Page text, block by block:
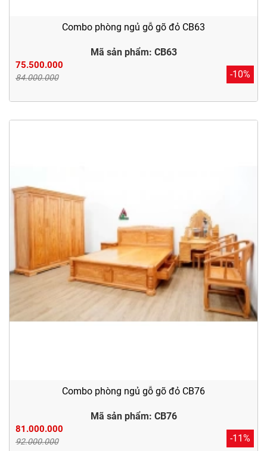
Combo phòng ngủ gỗ gõ đỏ CB63
Mã sản phẩm: CB63
75.500.000
84.000.000 -10%
Combo phòng ngủ gỗ gõ đỏ CB76
Mã sản phẩm: CB76
81.000.000
92.000.000 -11%